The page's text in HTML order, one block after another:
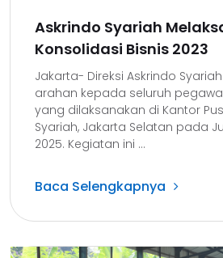
Askrindo Syariah
Konsolidasi Bisnis 2023
Jakarta- Direksi Askrindo
arahan kepada seluruh
yang dilaksanakan di Kantor
Syariah, Jakarta Selatan pada
2025. Kegiatan ini ...
Baca Selengkapnya